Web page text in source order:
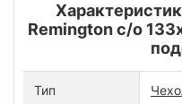
Remington с/о
Тип